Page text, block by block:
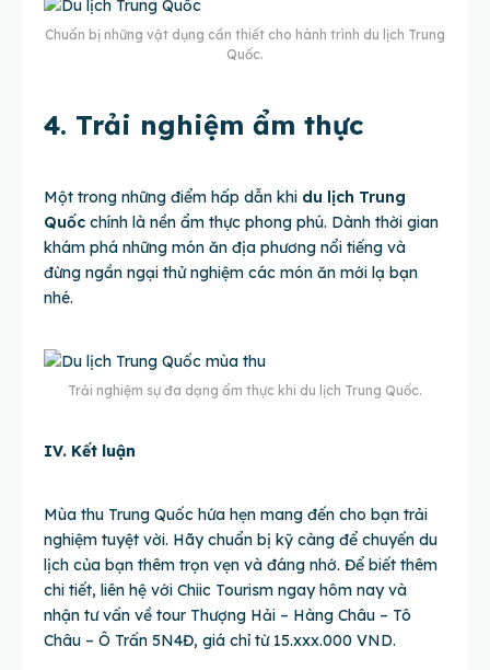
Chuẩn bị những vật dụng cần thiết cho hành trình du lịch Trung
Quốc.
4. Trải nghiệm ẩm thực
Một trong những điểm hấp dẫn khi du lịch Trung
Quốc chính là nền ẩm thực phong phú. Dành thời gian
khám phá những món ăn địa phương nổi tiếng và
đừng ngần ngại thử nghiệm các món ăn mới lạ bạn
nhé.
Trải nghiệm sự đa dạng ẩm thực khi du lịch Trung Quốc.
IV. Kết luận
Mùa thu Trung Quốc hứa hẹn mang đến cho bạn trải
nghiệm tuyệt vời. Hãy chuẩn bị kỹ càng để chuyến du
lịch của bạn thêm trọn vẹn và đáng nhớ. Để biết thêm
chi tiết, liên hệ với Chiic Tourism ngay hôm nay và
nhận tư vấn về tour Thượng Hải – Hàng Châu – Tô
Châu – Ô Trấn 5N4Đ, giá chỉ từ 15.xxx.000 VND.